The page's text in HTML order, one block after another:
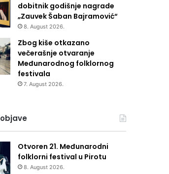
dobitnik godišnje nagrade
„Zauvek Šaban Bajramović“
8. August 2026.
Zbog kiše otkazano
večerašnje otvaranje
Međunarodnog folklornog
festivala
7. August 2026.
Otvoren 21. Međunarodni
folklorni festival u Pirotu
8. August 2026.